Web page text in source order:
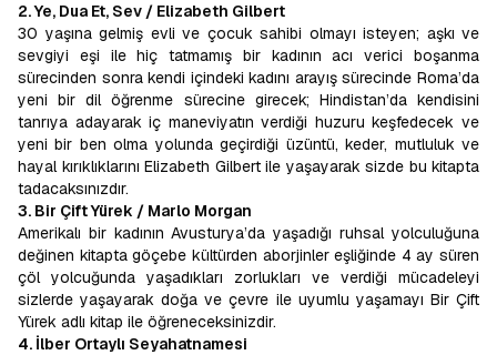
2. Ye, Dua Et, Sev / Elizabeth Gilbert
30 yaşına gelmiş evli ve çocuk sahibi olmayı isteyen; aşkı ve
sevgiyi eşi ile hiç tatmamış bir kadının acı verici boşanma
sürecinden sonra kendi içindeki kadını arayış sürecinde Roma’da
yeni bir dil öğrenme sürecine girecek; Hindistan’da kendisini
tanrıya adayarak iç maneviyatın verdiği huzuru keşfedecek ve
yeni bir ben olma yolunda geçirdiği üzüntü, keder, mutluluk ve
hayal kırıklıklarını Elizabeth Gilbert ile yaşayarak sizde bu kitapta
tadacaksınızdır.
3. Bir Çift Yürek / Marlo Morgan
Amerikalı bir kadının Avusturya’da yaşadığı ruhsal yolculuğuna
değinen kitapta göçebe kültürden aborjinler eşliğinde 4 ay süren
çöl yolcuğunda yaşadıkları zorlukları ve verdiği mücadeleyi
sizlerde yaşayarak doğa ve çevre ile uyumlu yaşamayı Bir Çift
Yürek adlı kitap ile öğreneceksinizdir.
4. İlber Ortaylı Seyahatnamesi